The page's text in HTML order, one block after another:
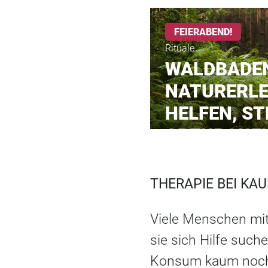
FEIERABEND!
Rituale
HELFEN,
THERAPIE BEI
Viele Menschen
sie sich Hilfe
Konsum kaum